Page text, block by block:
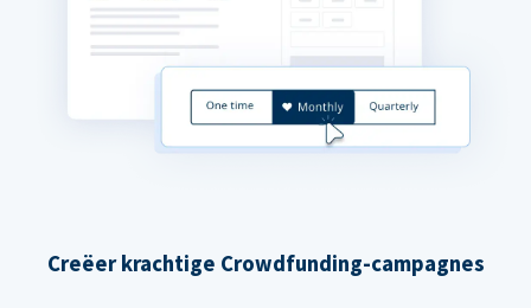
Creëer krachtige Crowdfunding-campagnes